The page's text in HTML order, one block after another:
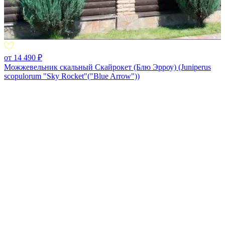
от 14 490 ₽
Можжевельник скальный Скайрокет (Блю Эрроу) (Juniperus
scopulorum "Sky Rocket"("Blue Arrow"))